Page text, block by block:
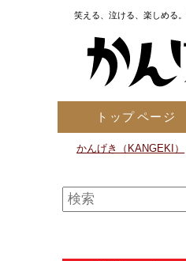
笑える、泣ける、楽しめる
トップページ
かんげき（KANGEKI）